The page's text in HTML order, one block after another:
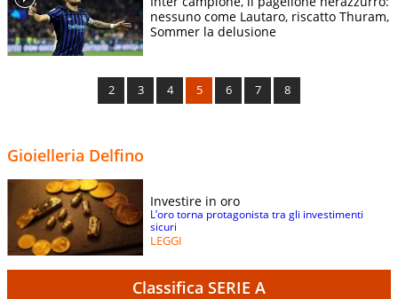
nessuno come Lautaro, riscatto Thuram,
Sommer la delusione
2 3 4 5 6 7 8
Gioielleria Delfino
Investire in oro
L’oro torna protagonista tra gli investimenti
sicuri
LEGGI
Classifica SERIE A